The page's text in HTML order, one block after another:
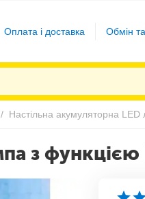
Оплата і доставка Обмін
/
з